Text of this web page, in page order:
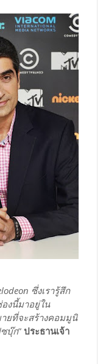
ซึ่งเรารู้สึก
งนี้มาอยู่ใน
ายที่จะสร้างคอมมูนิ
บุ๊ก” ประธานเจ้า